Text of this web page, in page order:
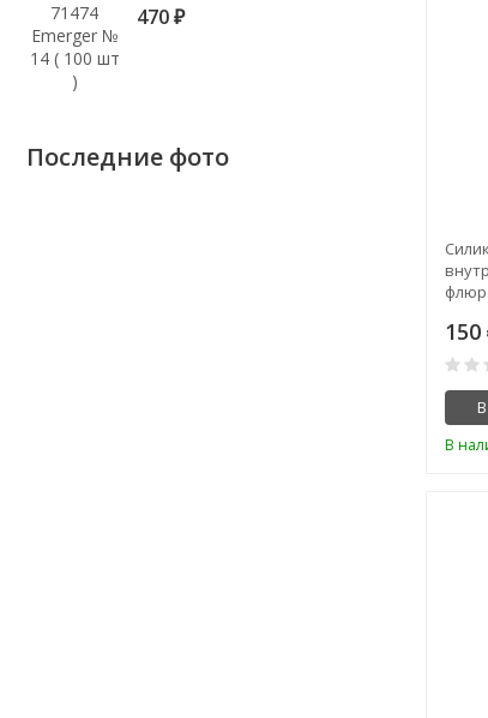
флюр
150
В
470 ₽
Последние фото